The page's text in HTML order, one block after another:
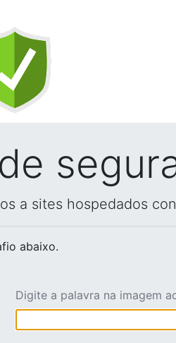
a sites hospedados
abaixo.
Digite a palavra na imagem